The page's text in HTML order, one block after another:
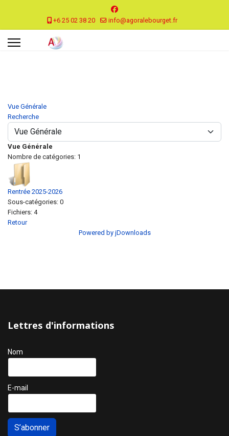
+6 25 02 38 20 info@agoralebourget.fr
Vue Générale
Recherche
Vue Générale
Nombre de catégories: 1
Rentrée 2025-2026
Sous-catégories: 0
Fichiers: 4
Retour
Powered by jDownloads
Lettres d'informations
Nom
E-mail
S’abonner